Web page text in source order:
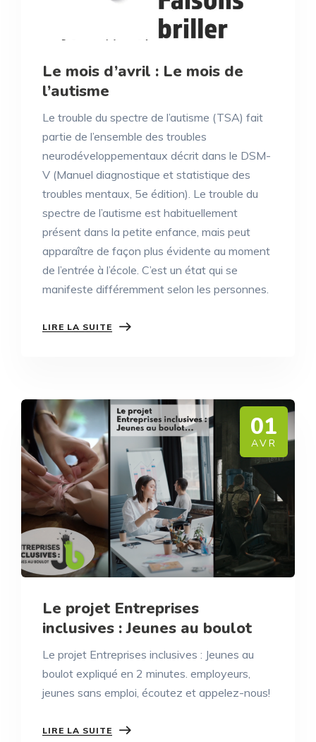
Le mois d’avril : Le mois de
l’autisme
Le trouble du spectre de l’autisme (TSA) fait
partie de l’ensemble des troubles
neurodéveloppementaux décrit dans le DSM-
V (Manuel diagnostique et statistique des
troubles mentaux, 5e édition). Le trouble du
spectre de l’autisme est habituellement
présent dans la petite enfance, mais peut
apparaître de façon plus évidente au moment
de l’entrée à l’école. C’est un état qui se
manifeste différemment selon les personnes.
LIRE LA SUITE
01
AVR
Le projet Entreprises
inclusives : Jeunes au boulot
Le projet Entreprises inclusives : Jeunes au
boulot expliqué en 2 minutes. employeurs,
jeunes sans emploi, écoutez et appelez-nous!
LIRE LA SUITE